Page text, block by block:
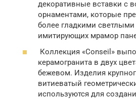
декоративные вставки с
орнаментами, которые
более гладкими
имитирующих мрамор
Коллекция «Conseil»
керамогранита в двух
бежевом. Изделия
витиеватый
используются для